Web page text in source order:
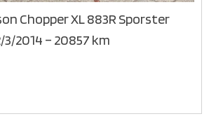
Chopper XL 883R Sporster
2014 – 20857 km